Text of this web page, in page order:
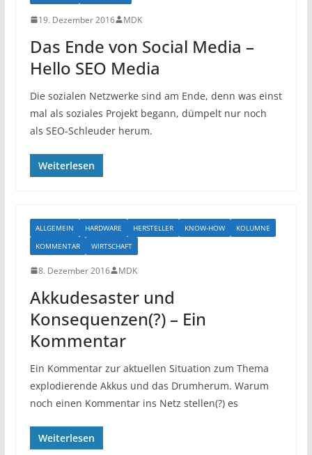
19. Dezember 2016 MDK
Das Ende von Social Media –
Hello SEO Media
Die sozialen Netzwerke sind am Ende, denn was einst
mal als soziales Projekt begann, dümpelt nur noch
als SEO-Schleuder herum.
Weiterlesen
ALLGEMEIN HARDWARE HERSTELLER KNOW-HOW
KOLUMNE
KOMMENTAR
WIRTSCHAFT
8. Dezember 2016 MDK
Akkudesaster und
Konsequenzen(?) – Ein
Kommentar
Ein Kommentar zur aktuellen Situation zum Thema
explodierende Akkus und das Drumherum. Warum
noch einen Kommentar ins Netz stellen(?) es
Weiterlesen